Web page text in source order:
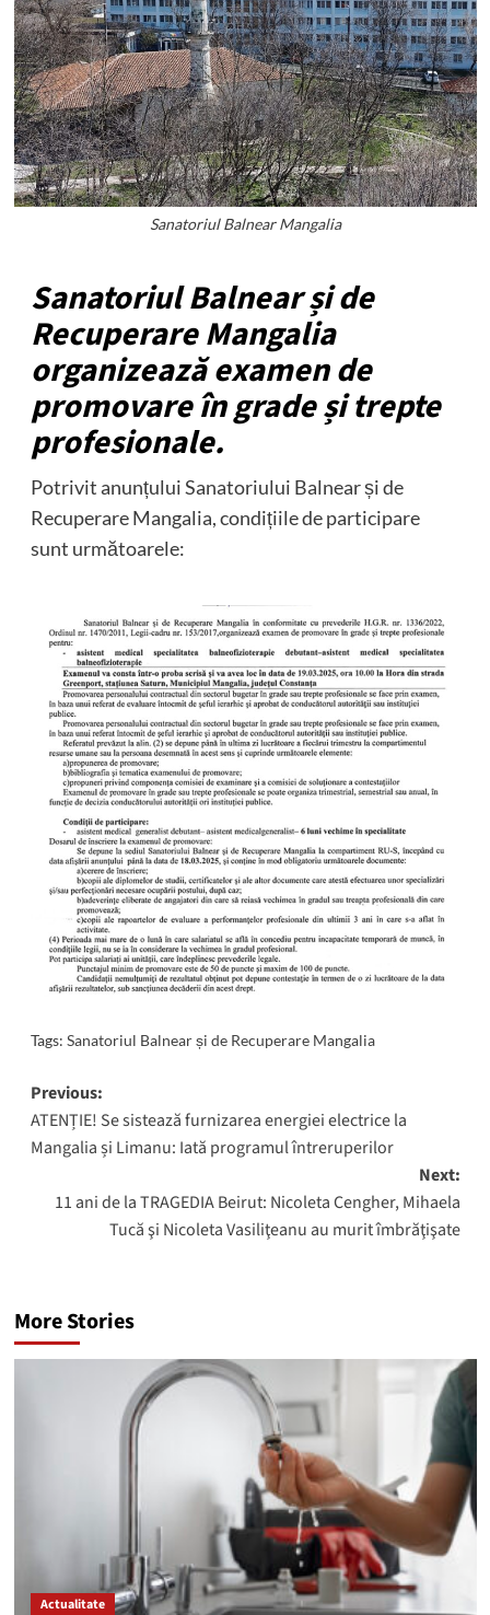
Sanatoriul Balnear Mangalia
Sanatoriul Balnear și de
Recuperare Mangalia
organizează examen de
promovare în grade și trepte
profesionale.
Potrivit anunțului Sanatoriului Balnear și de
Recuperare Mangalia, condițiile de participare
sunt următoarele:
Tags: Sanatoriul Balnear și de Recuperare Mangalia
Post
navigation
Previous:
ATENȚIE! Se sistează furnizarea energiei electrice la
Mangalia și Limanu: Iată programul întreruperilor
Next:
11 ani de la TRAGEDIA Beirut: Nicoleta Cengher, Mihaela
Tucă şi Nicoleta Vasiliţeanu au murit îmbrăţişate
More Stories
Actualitate